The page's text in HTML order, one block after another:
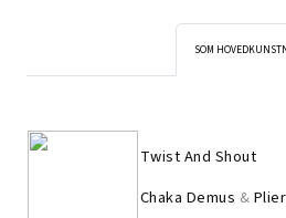
SOM
Twist And Shout
Chaka Demus &